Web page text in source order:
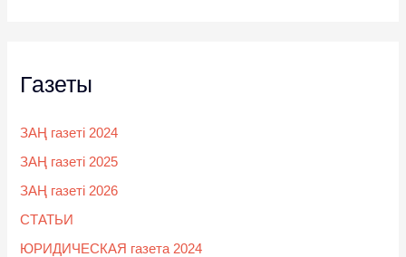
Газеты
ЗАҢ газеті 2024
ЗАҢ газеті 2025
ЗАҢ газеті 2026
СТАТЬИ
ЮРИДИЧЕСКАЯ газета 2024